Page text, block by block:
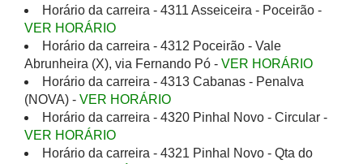
Horário da carreira - 4311 Asseiceira - Poceirão -
VER HORÁRIO
Horário da carreira - 4312 Poceirão - Vale
Abrunheira (X), via Fernando Pó - VER HORÁRIO
Horário da carreira - 4313 Cabanas - Penalva
(NOVA) - VER HORÁRIO
Horário da carreira - 4320 Pinhal Novo - Circular -
VER HORÁRIO
Horário da carreira - 4321 Pinhal Novo - Qta do